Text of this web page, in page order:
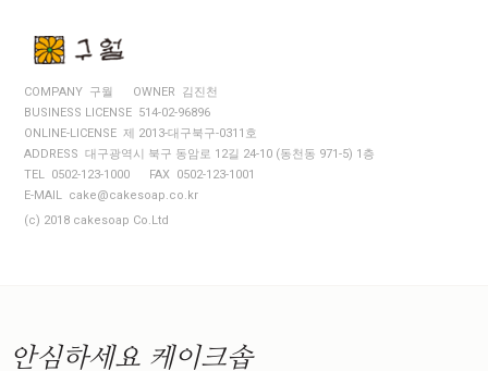
COMPANY 구월
OWNER 김진천
BUSINESS LICENSE 514-02-96896
ONLINE-LICENSE 제 2013-대구북구-0311호
ADDRESS 대구광역시 북구 동암로 12길 24-10 (동천동 971-5) 1층
TEL 0502-123-1000
FAX 0502-123-1001
E-MAIL cake@cakesoap.co.kr
(c) 2018 cakesoap Co.Ltd
안심하세요 케이크솝